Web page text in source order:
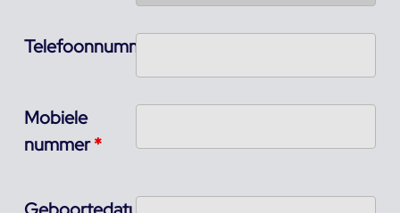
Telefoonnummer
Mobiele
nummer*